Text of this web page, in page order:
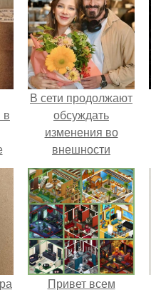
в
В сети продолжают
обсуждать
изменения во
внешности
актрисы.
Привет всем